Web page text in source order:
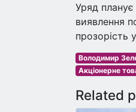
Уряд планує
виявлення
прозорість
Володимир
Акціонерне
Related